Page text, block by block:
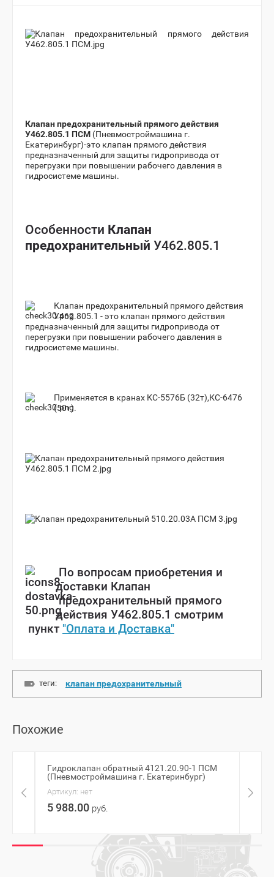
Клапан предохранительный прямого действия
У462.805.1 ПСМ (Пневмостроймашина г.
Екатеринбург)-это клапан прямого действия
предназначенный для защиты гидропривода от
перегрузки при повышении рабочего давления в
гидросистеме машины.
Особенности Клапан
предохранительный У462.805.1
Клапан предохранительный прямого действия
У462.805.1 - это клапан прямого действия
предназначенный для защиты гидропривода от
перегрузки при повышении рабочего давления в
гидросистеме машины.
Применяется в кранах КС-5576Б (32т),КС-6476
(50т).
По вопросам приобретения и
доставки Клапан
предохранительный прямого
действия У462.805.1 смотрим
пункт "Оплата и Доставка"
теги: клапан предохранительный
Похожие
Гидроклапан обратный 4121.20.90-1 ПСМ
(Пневмостроймашина г. Екатеринбург)
Артикул: нет
5 988.00 руб.